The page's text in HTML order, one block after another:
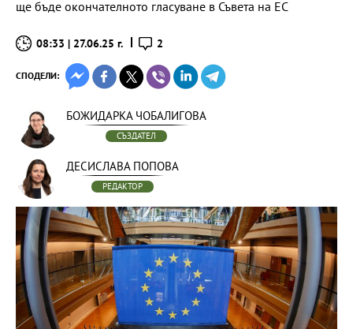
ще бъде окончателното гласуване в Съвета на ЕС
08:33 | 27.06.25 г. 2
СПОДЕЛИ:
БОЖИДАРКА ЧОБАЛИГОВА
СЪЗДАТЕЛ
ДЕСИСЛАВА ПОПОВА
РЕДАКТОР